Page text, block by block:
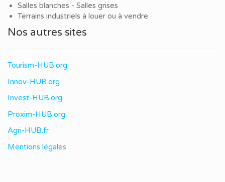
Salles blanches - Salles grises
Terrains industriels à louer ou à vendre
Nos autres sites
Tourism-HUB.org
Innov-HUB.org
Invest-HUB.org
Proxim-HUB.org
Agri-HUB.fr
Mentions légales